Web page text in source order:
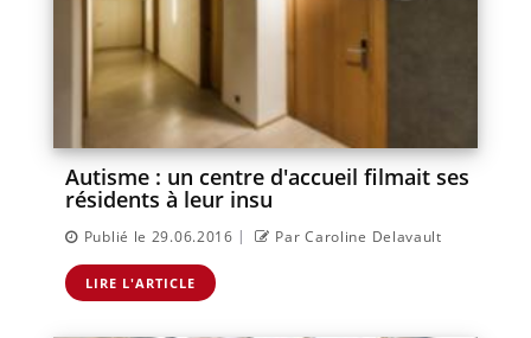
Autisme : un centre d'accueil filmait ses
résidents à leur insu
Publié le 29.06.2016 | Par Caroline Delavault
LIRE L'ARTICLE